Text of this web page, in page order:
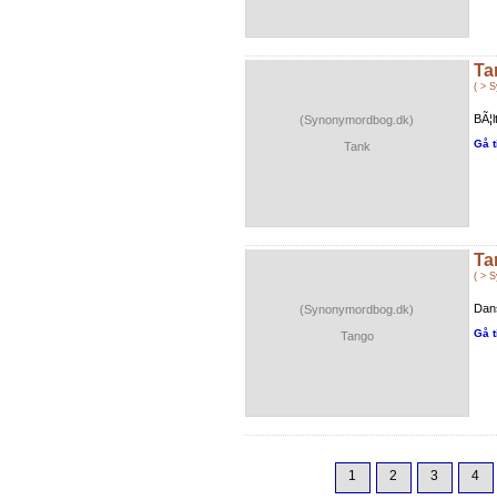
(Synonymordbog.dk)
Tank
( >
Gå
(Synonymordbog.dk)
Tango
( >
Gå
1 2 3 4